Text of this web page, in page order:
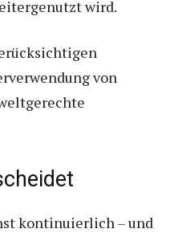
wird.
von
kontinuierlich – und